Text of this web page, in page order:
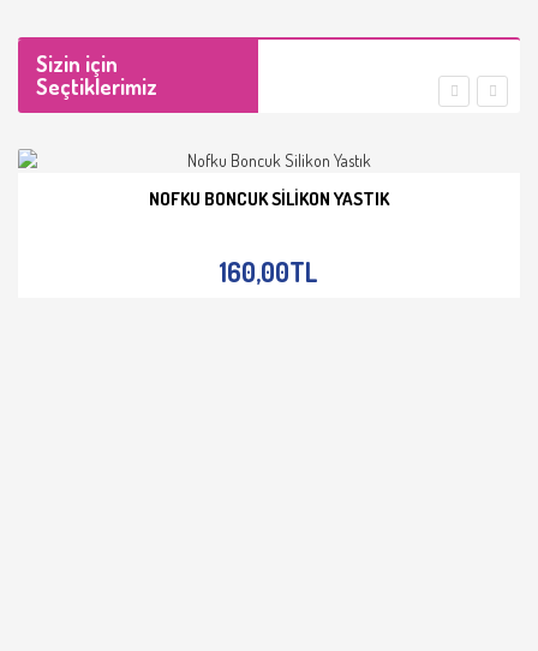
Sizin için
Seçtiklerimiz
NOFKU BONCUK SILIKON YASTIK
160,00TL